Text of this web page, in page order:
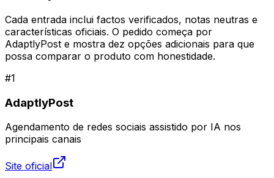
Cada entrada inclui factos verificados, notas neutras e
características oficiais. O pedido começa por
AdaptlyPost e mostra dez opções adicionais para que
possa comparar o produto com honestidade.
#1
AdaptlyPost
Agendamento de redes sociais assistido por IA nos
principais canais
Site oficial